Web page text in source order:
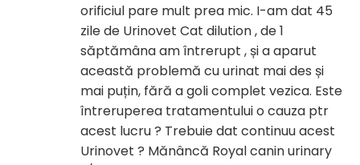
orificiul pare mult prea mic. I-am dat 45
zile de Urinovet Cat dilution , de 1
săptămâna am întrerupt , și a aparut
această problemă cu urinat mai des și
mai puțin, fără a goli complet vezica. Este
întreruperea tratamentului o cauza ptr
acest lucru ? Trebuie dat continuu acest
Urinovet ? Mănâncă Royal canin urinary